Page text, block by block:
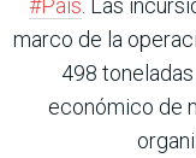
#País . Las
marco de la
498
económico de